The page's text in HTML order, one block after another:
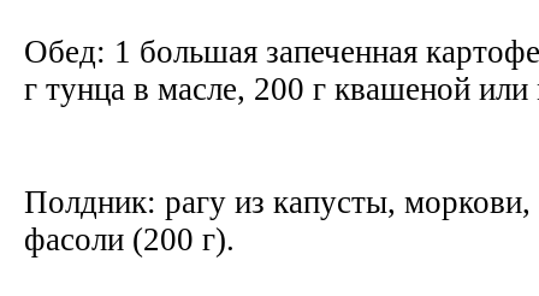
Обед: 1 большая запеченная
г тунца в масле, 200 г квашеной
Полдник: рагу из капусты,
фасоли (200 г).